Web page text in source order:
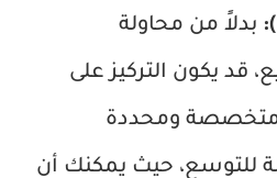
بدلاً من محاولة
قد يكون التركيز على
ومحددة
للتوسع، حيث يمكنك أن